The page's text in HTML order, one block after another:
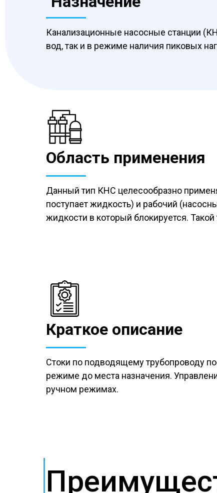
Канализационные насосные станции
вод, так и в режиме наличия пиковых
Область применения
Данный тип КНС целесообразно
поступает жидкость) и рабочий
жидкости в который блокируется.
Краткое описание
Стоки по подводящему трубопроводу
режиме до места назначения.
ручном режимах.